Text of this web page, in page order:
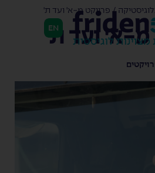
EN
/ פרויקט מ-א' ועד ת'
מ-א' ועד ת'